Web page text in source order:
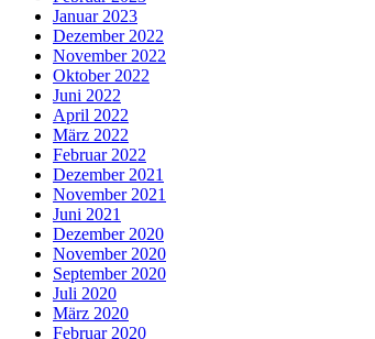
Januar 2023
Dezember 2022
November 2022
Oktober 2022
Juni 2022
April 2022
März 2022
Februar 2022
Dezember 2021
November 2021
Juni 2021
Dezember 2020
November 2020
September 2020
Juli 2020
März 2020
Februar 2020